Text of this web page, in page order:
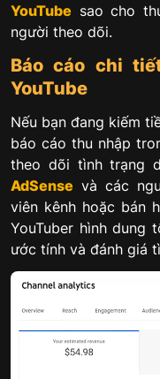
YouTube sao cho
người theo dõi.
Báo cáo chi
YouTube
Nếu bạn đang kiếm
báo cáo thu nhập
theo dõi tình trạng
AdSense và các
viên kênh hoặc bán
YouTuber hình dung
ước tính và đánh giá